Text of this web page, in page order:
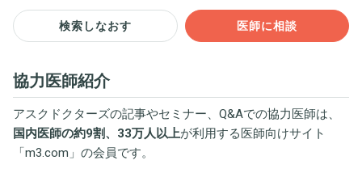
検索しなおす 医師に相談
協力医師紹介
アスクドクターズの記事やセミナー、Q&Aでの協力医師は、
国内医師の約9割、33万人以上が利用する医師向けサイト
「m3.com 」の会員です。